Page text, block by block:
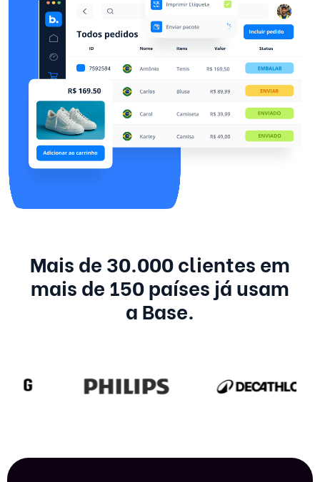
Mais de 30.000 clientes em
mais de 150 países já usam
a Base.